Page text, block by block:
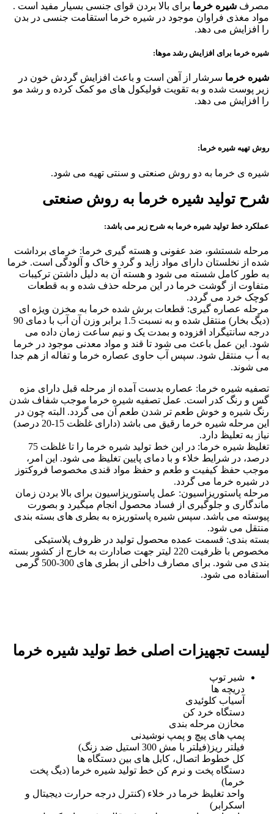
مصرف شیره خرما برای بالا بردن قوای جنسی بسیار مفید است .
مواد مغذی فراوان موجود در شیره خرما استقامت جنسی در بدن
را افزایش می دهد.
شیره خرما برای افزایش رشد موها:
شیره خرما سرشار از آهن است و باعث افزایش گردش خون در
زیر پوست شده و به تقویت فولیکول های مو کمک کرده و رشد مو
را افزایش می دهد.
روش تهیه شیره خرما:
شیره ی خرما به دو روش صنعتی و سنتی تهیه می شود.
شرح تولید شیره خرما به روش صنعتی
عملکرد خط تولید شیره خرما به شرح زیر می باشد:
مرحله شستشو، ضد عفونی و هسته گیری خرما: خرمای برداشت
شده از نخلستان دارای مواد زاید و گرد و خاک و آلودگی است. خرما
به طور کامل شسته می شود و هسته آن به دلیل داشتن ترکیبات
متفاوت از گوشت خرما در این مرحله حذف شده و به قطعات
کوچک خرد می گردد.
مرحله عصاره گیری: قطعات برش شده خرما به مخزن ویژه ای
(دیگ بخار) منتقل شده و به نسبت 1.5 برابر وزن آن آب با دمای 90
درجه سانتیگراد افزوده و بمدت یک و نیم ساعت زمان داده می
شود. این عمل باعث می شود تا قند و مواد معدنی موجود در خرما
به آ ب منتقل شود. سپس آب حاوی عصاره خرما و تفاله از هم جدا
می شوند.
تصفیه شیره خرما: عصاره بدست آمده از مرحله قبل دارای مزه
گس و رنگ کدر است. عمل تصفیه شیره خرما موجب شفاف شدن
رنگ شیره و خوش طعم تر شدن طعم آن می گردد. البته چون در
این مرحله شیره خرما رقیق می باشد (دارای غلظت 15-20 درصد)
نیاز به تعلیظ دارد.
تغلیظ شیره خرما: در این خط تولید شیره خرما را تا غلظت 75
درصد، در شرایط خلاء و با دمای پایین تغلیظ می شود. این امر،
موجب حفظ کیفیت و طعم و حفظ مواد قندی مخصوصا فروکتوز
در شیره خرما می گردد.
مرحله پاستوریزاسیون: عمل پاستوریزاسیون برای بالا بردن زمان
ماندگاری و جلوگیری از فساد محصول انجام میگیرد و بصورت
پیوسته می باشد. سپس شیره پاستوریزه به بطری های بسته بندی
منتقل می شود.
بسته بندی: قسمت عمده محصول تولید در ظروف پلاستیکی
مخصوص با ظرفیت 220 لیتر جهت صادارت به خارج از کشور بسته
بندی می شود. برای مصارف داخلی از بطری های 300-500 گرمی
استفاده می شود.
لیست تجهیزات اصلی خط تولید شیره خرما
شیر توپ
دریچه ها
آسیاب کلوئیدی
دستگاه خرد کن
مخازن مرحله بندی
پمپ های پیچ و پمپ نوشیدنی
فیلتر ریز(فیلتر با مش 300 استیل ضد زنگ)
کل خطوط اتصال، کابل های بین دستگاه ها
دستگاه پخت و نرم کن خط تولید شیره خرما (دیگ پخت
خرما)
واحد تغلیظ خرما در خلاء (کنترل درجه حرارت دیجیتال و
اسکرابر)